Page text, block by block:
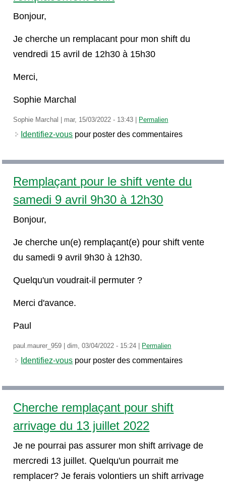
Bonjour,
Je cherche un remplacant pour mon shift du
vendredi 15 avril de 12h30 à 15h30
Merci,
Sophie Marchal
Sophie Marchal mar, 15/03/2022 - 13:43 Permalien
Identifiez-vous pour poster des commentaires
Remplaçant pour le shift vente du
samedi 9 avril 9h30 à 12h30
Bonjour,
Je cherche un(e) remplaçant(e) pour shift vente
du samedi 9 avril 9h30 à 12h30.
Quelqu'un voudrait-il permuter ?
Merci d'avance.
Paul
paul.maurer_959 |dim, 03/04/2022 - 15:24 Permalien
Identifiez-vous pour poster des commentaires
Cherche remplaçant pour shift
arrivage du 13 juillet 2022
Je ne pourrai pas assurer mon shift arrivage de
mercredi 13 juillet. Quelqu'un pourrait me
remplacer? Je ferais volontiers un shift arrivage